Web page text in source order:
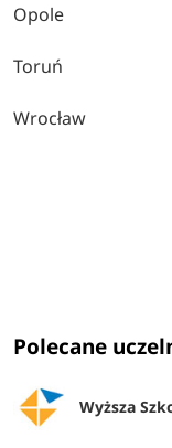
Opole
Toruń
Wrocław
Polecane
Wyższa